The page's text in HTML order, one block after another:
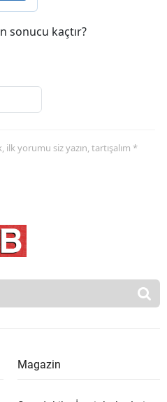
sonucu kaçtır?
yorumu siz yazın, tartışalım *
Magazin